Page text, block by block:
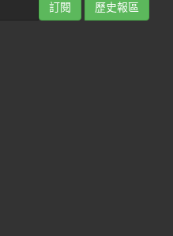
訂閱 歷史報區